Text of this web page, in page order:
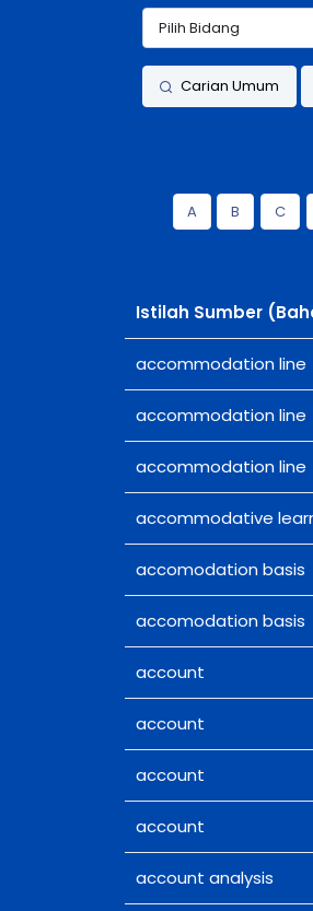
Carian Umum
A B C
Istilah Sumber
accommodation line
accommodation line
accommodation line
accommodative
accomodation basis
accomodation basis
account
account
account
account
account analysis